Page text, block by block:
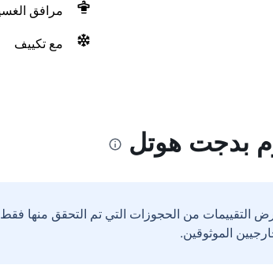
مرافق
مع تكييف
بدجت هوتل
التقييمات من الحجوزات التي تم التحقق منها